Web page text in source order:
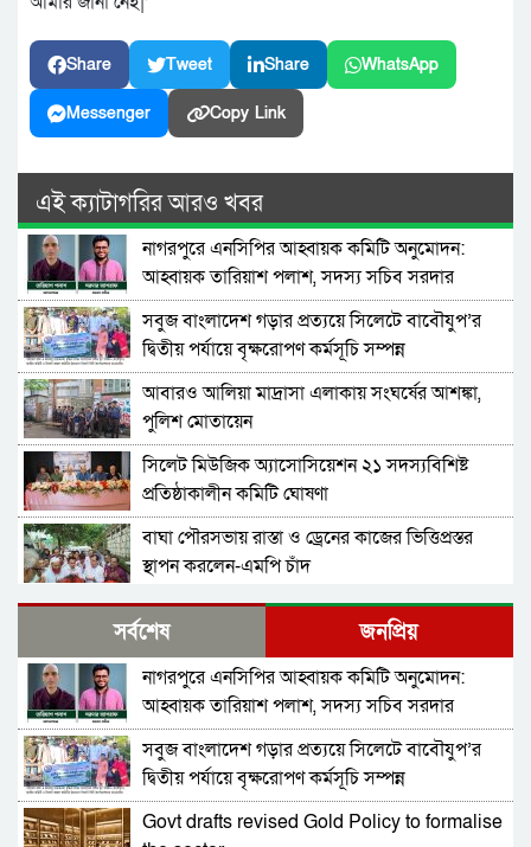
Share Tweet Share WhatsApp
Messenger Copy Link
এই ক্যাটাগরির আরও খবর
নাগরপুরে এনসিপির আহ্বায়ক কমিটি অনুমোদন:
আহ্বায়ক তারিয়াশ পলাশ, সদস্য সচিব সরদার
আশরাফ
সবুজ বাংলাদেশ গড়ার প্রত্যয়ে সিলেটে বাবৌযুপ’র
দ্বিতীয় পর্যায়ে বৃক্ষরোপণ কর্মসূচি সম্পন্ন
আবারও আলিয়া মাদ্রাসা এলাকায় সংঘর্ষের আশঙ্কা,
পুলিশ মোতায়েন
সিলেট মিউজিক অ্যাসোসিয়েশন ২১ সদস্যবিশিষ্ট
প্রতিষ্ঠাকালীন কমিটি ঘোষণা
বাঘা পৌরসভায় রাস্তা ও ড্রেনের কাজের ভিত্তিপ্রস্তর
স্থাপন করলেন-এমপি চাঁদ
নিরাপত্তার নিশ্চয়তা পেলে ‘দেশে ফিরতে প্রস্তুত’ সাকিব,
বিচারের মুখোমুখি হতেও ভয় নেই
চট্টগ্রামে সাবেক শিক্ষামন্ত্রী নওফেলের বাসভবনে আগুন
বগুড়ায় ও সিলেটে দুই ঘণ্টার ব্যবধানে সড়ক দুর্ঘটনায়
শিশুসহ প্রাণ গেল ১৫ জনের
ঢাকায় বাসভবনে অগ্নিকাণ্ড, স্ত্রীসহ হাসপাতালে ভর্তি
সর্বশেষ জনপ্রিয়
নাগরপুরে এনসিপির আহ্বায়ক কমিটি অনুমোদন:
আহ্বায়ক তারিয়াশ পলাশ, সদস্য সচিব সরদার
আশরাফ
সবুজ বাংলাদেশ গড়ার প্রত্যয়ে সিলেটে বাবৌযুপ’র
দ্বিতীয় পর্যায়ে বৃক্ষরোপণ কর্মসূচি সম্পন্ন
Govt drafts revised Gold Policy to formalise